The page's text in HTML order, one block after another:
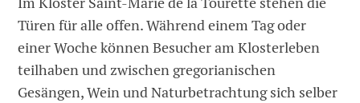
Türen für alle offen. Während einem Tag oder
einer Woche können Besucher am Klosterleben
teilhaben und zwischen gregorianischen
Gesängen, Wein und Naturbetrachtung sich selber